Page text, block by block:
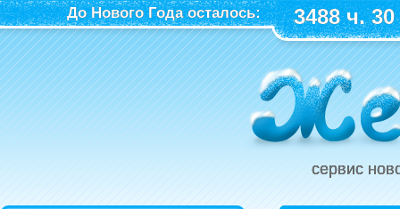
До Нового Года осталось: 3488 ч.
сервис